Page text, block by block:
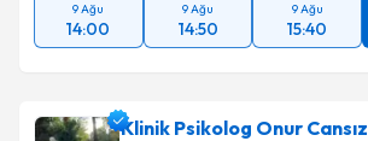
9 Ağu
14:00
9 Ağu
14:50
9 Ağu
15:40
Klinik Psikolog Onur Cansız